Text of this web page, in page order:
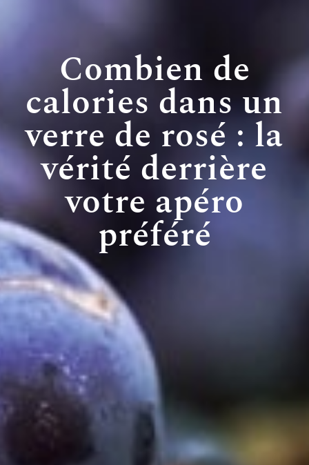
Combien de
calories dans un
verre de rosé : la
vérité derrière
votre apéro
préféré